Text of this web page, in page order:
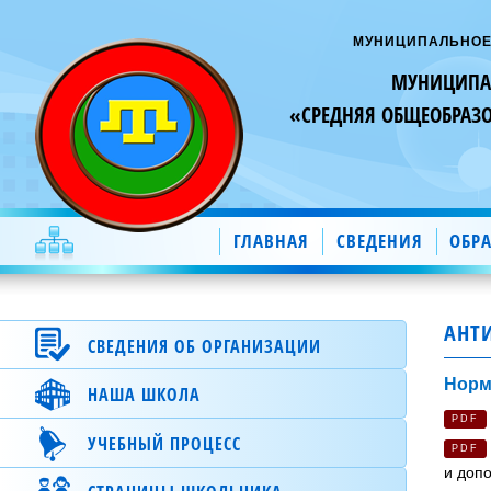
«СРЕДНЯЯ
ГЛАВНАЯ СВЕДЕНИЯ
СВЕДЕНИЯ ОБ ОРГАНИЗАЦИИ
Специальный раздел
Основные сведения.
Структура и органы управления
образовательной организацией.
НАША ШКОЛА
О школе.
Новости школы.
УЧЕБНЫЙ ПРОЦЕСС
PDF
PDF
и